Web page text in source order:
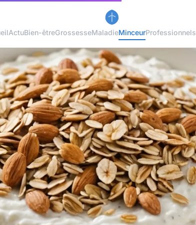
ActuBien-êtreGrossesseMaladieMinceurProfessionnels